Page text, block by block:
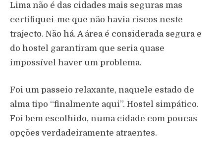
Lima não é das cidades mais seguras mas
certifiquei-me que não havia riscos neste
trajecto. Não há. A área é considerada segura e
do hostel garantiram que seria quase
impossível haver um problema.
Foi um passeio relaxante, naquele estado de
alma tipo “finalmente aqui”. Hostel simpático.
Foi bem escolhido, numa cidade com poucas
opções verdadeiramente atraentes.